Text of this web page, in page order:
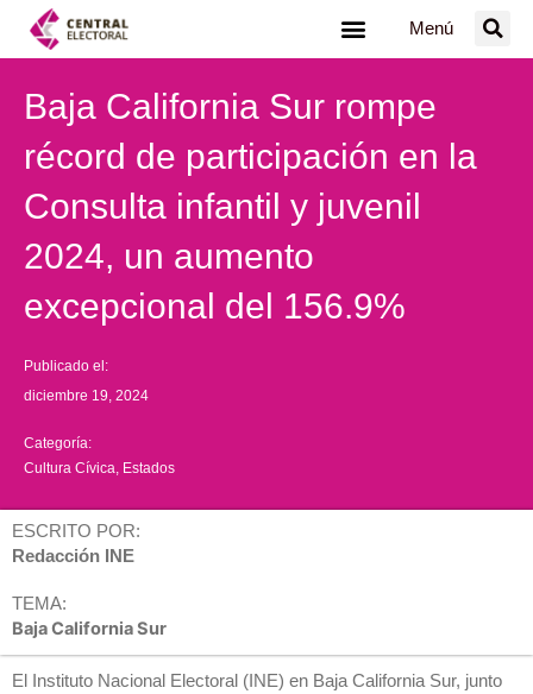
Menú
Baja California Sur rompe
récord de participación en la
Consulta infantil y juvenil
2024, un aumento
excepcional del 156.9%
Publicado el:
diciembre 19, 2024
Categoría:
Cultura Cívica Estados
ESCRITO POR:
Redacción INE
TEMA:
Baja California Sur
El Instituto Nacional Electoral (INE) en Baja California Sur, junto